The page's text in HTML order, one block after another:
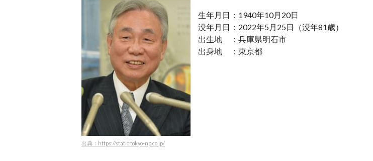
出典：https://static.tokyo-np.co.jp/
生年月日：1940年10月20日
没年月日：2022年5月25日（没年81歳）
出生地 ：兵庫県明石市
出身地 ：東京都